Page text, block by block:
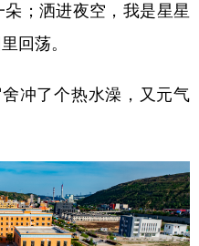
；洒进夜空，我是星星
回荡。
冲了个热水澡，又元气